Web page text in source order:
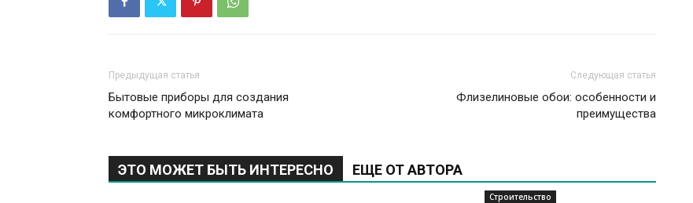
Предыдущая статья
Бытовые приборы для создания
комфортного микроклимата
Следующая статья
Флизелиновые обои: особенности и
преимущества
ЭТО МОЖЕТ БЫТЬ ИНТЕРЕСНО ЕЩЕ ОТ АВТОРА
Строительство